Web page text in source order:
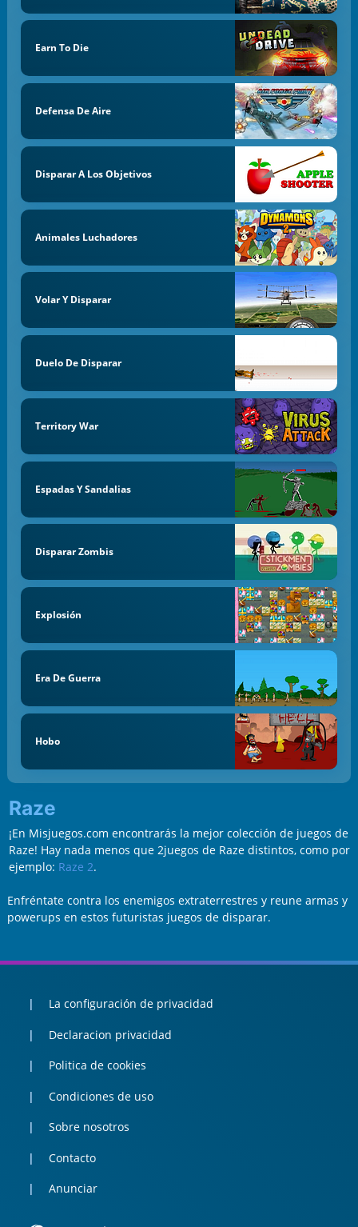
Earn To Die
Defensa De Aire
Disparar A Los Objetivos
Animales Luchadores
Volar Y Disparar
Duelo De Disparar
Territory War
Espadas Y Sandalias
Disparar Zombis
Explosión
Era De Guerra
Hobo
Raze
¡En Misjuegos.com encontrarás la mejor colección de juegos de
Raze! Hay nada menos que 2juegos de Raze distintos, como por
ejemplo: Raze 2.
Enfréntate contra los enemigos extraterrestres y reune armas y
powerups en estos futuristas juegos de disparar.
La configuración de privacidad
Declaracion privacidad
Politica de cookies
Condiciones de uso
Sobre nosotros
Contacto
Anunciar